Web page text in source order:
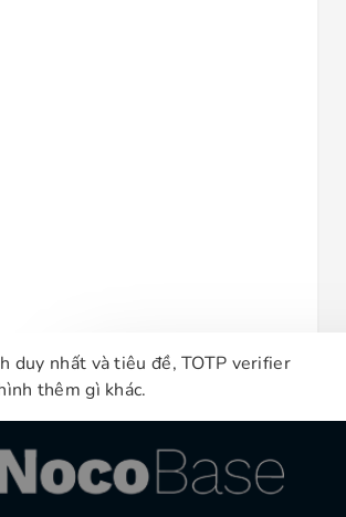
duy nhất và tiêu đề, TOTP verifier
thêm gì khác.